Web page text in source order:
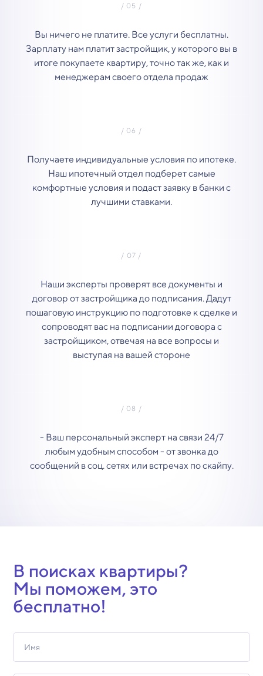
Вы ничего не платите. Все услуги бесплатны.
Зарплату нам платит застройщик, у которого вы в
итоге покупаете квартиру, точно так же, как и
менеджерам своего отдела продаж
Получаете индивидуальные условия по ипотеке.
Наш ипотечный отдел подберет самые
комфортные условия и подаст заявку в банки с
лучшими ставками.
Наши эксперты проверят все документы и
договор от застройщика до подписания. Дадут
пошаговую инструкцию по подготовке к сделке и
сопроводят вас на подписании договора с
застройщиком, отвечая на все вопросы и
выступая на вашей стороне
- Ваш персональный эксперт на связи 24/7
любым удобным способом - от звонка до
сообщений в соц. сетях или встречах по скайпу.
В поисках квартиры?
Мы поможем, это
бесплатно!